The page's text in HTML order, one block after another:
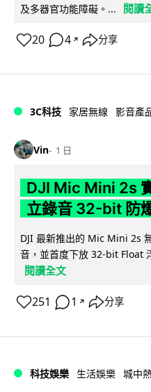
及多器官功能障礙。...
閱讀
20 4 ↗ 分享
3C科技 家居無線 影音產
Vin 1 日
DJI Mic Mini 2s
立錄音 32-bit 防
DJI 最新推出的 Mic Mini 2s
音，並首度下放 32-bit Float
閱讀全文
251 1 ↗ 分享
科技娛樂 生活娛樂 城中